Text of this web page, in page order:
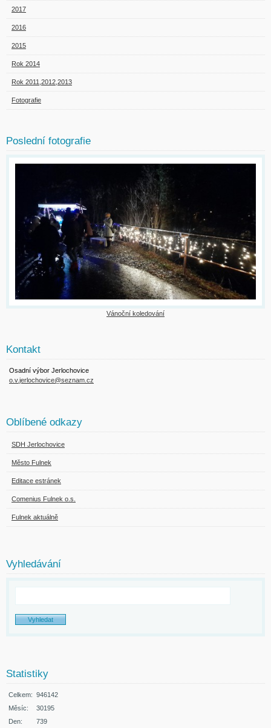
2017
2016
2015
Rok 2014
Rok 2011,2012,2013
Fotografie
Poslední fotografie
Vánoční koledování
Kontakt
Osadní výbor Jerlochovice
o.v.jerlochovice@seznam.cz
Oblíbené odkazy
SDH Jerlochovice
Město Fulnek
Editace estránek
Comenius Fulnek o.s.
Fulnek aktuálně
Vyhledávání
Statistiky
Celkem: 946142
Měsíc:
30195
Den:
739